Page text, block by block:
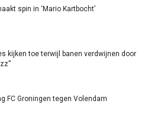
spin in ‘Mario Kartbocht’
kijken toe terwijl banen verdwijnen door
FC Groningen tegen Volendam